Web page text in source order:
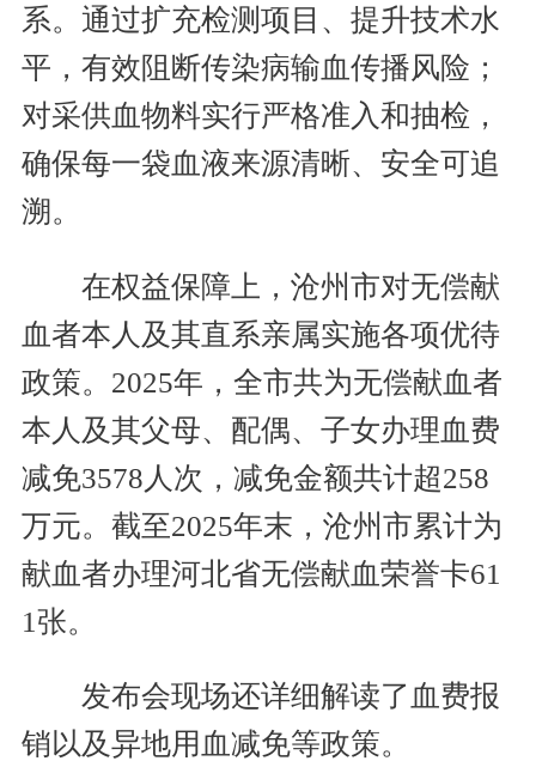
系。通过扩充检测项目、提升技术水
平，有效阻断传染病输血传播风险；
对采供血物料实行严格准入和抽检，
确保每一袋血液来源清晰、安全可追
溯。
在权益保障上，沧州市对无偿献
血者本人及其直系亲属实施各项优待
政策。2025年，全市共为无偿献血者
本人及其父母、配偶、子女办理血费
减免3578人次，减免金额共计超258
万元。截至2025年末，沧州市累计为
献血者办理河北省无偿献血荣誉卡61
1张。
发布会现场还详细解读了血费报
销以及异地用血减免等政策。